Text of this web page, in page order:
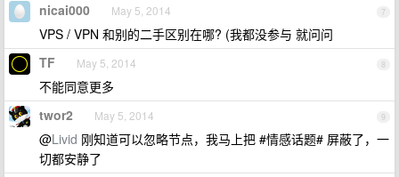
7
nicai000 May 5, 2014
VPS / VPN 和别的二手区别在哪? (我都没参与 就问问
8
TF May 5, 2014
不能同意更多
9
twor2 May 5, 2014
@Livid 刚知道可以忽略节点，我马上把 #情感话题# 屏蔽了，一
切都安静了